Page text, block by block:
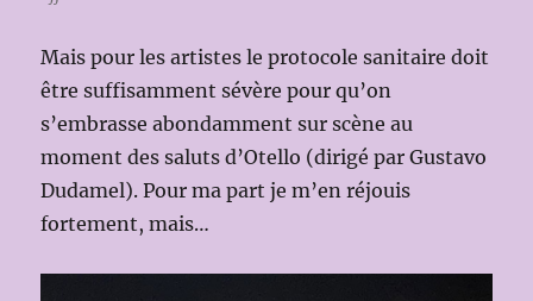
Mais pour les artistes le protocole sanitaire doit
être suffisamment sévère pour qu’on
s’embrasse abondamment sur scène au
moment des saluts d’Otello (dirigé par Gustavo
Dudamel). Pour ma part je m’en réjouis
fortement, mais…